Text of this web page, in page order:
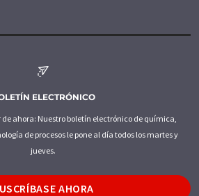
ELECTRÓNICO
ahora: Nuestro boletín electrónico de química,
de procesos le pone al día todos los martes y
jueves.
AHORA